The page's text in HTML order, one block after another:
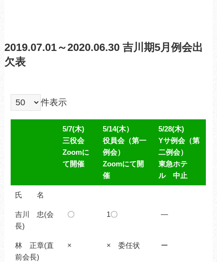
2019.07.01～2020.06.30 吉川期5月例会出
欠表
件表示
5/7(木)
三役会
Zoomに
て開催
5/14(木）
役員会（第一
例会）
Zoomにて開
催
5/28(木)
Yサ例会（第
二例会）
東急ホテ
ル 中止
Zoomに
例会）
二例会）
氏 名
吉川 忠(会
長)
〇 1〇 ―
林 正章(直
前会長)
× × 委任状 ー